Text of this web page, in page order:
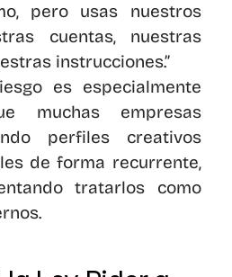
pero usas nuestros
cuentas, nuestras
instrucciones.”
es especialmente
muchas empresas
perfiles creativos
de forma recurrente,
tratarlos como